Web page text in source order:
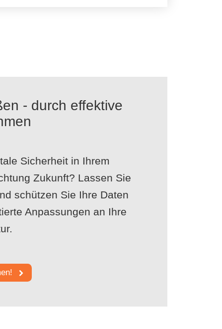
- durch effektive
Sicherheit in Ihrem
Zukunft? Lassen Sie
schützen Sie Ihre Daten
Anpassungen an Ihre